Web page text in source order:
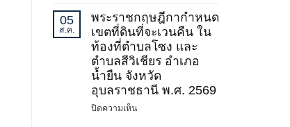
ที่
3
และ
วงจร
ที่
4
ปรับ
เขต
ระบบ
โครง
ข่าย
ไฟฟ้า
500
กิโล
โวลต์
ราช
กฤษฎีกา
กำหนด
เขต
ที่ดิน
ที่
จะ
05
ส.ค.
พระราชกฤษฎีกากำหนด
เขตที่ดินที่จะเวนคืน ใน
ท้องที่ตำบลโซง และ
ตำบลสีวิเชียร อำเภอ
น้ำยืน จังหวัด
อุบลราชธานี พ.ศ. 2569
ปิดความเห็นบน